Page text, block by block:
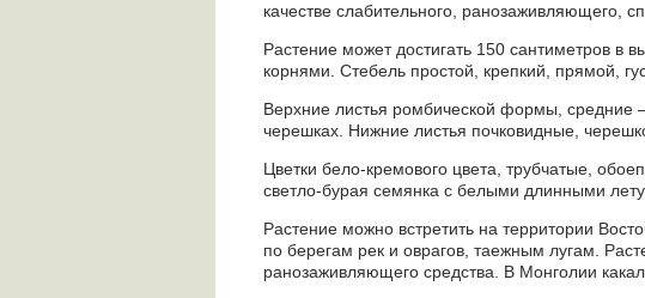
качестве слабительного, ранозаживляющего,
Растение может достигать 150 сантиметров в
корнями. Стебель простой, крепкий, прямой,
Верхние листья ромбической формы, средние
черешках. Нижние листья почковидные,
Цветки бело-кремового цвета, трубчатые,
светло-бурая семянка с белыми длинными
Растение можно встретить на территории
по берегам рек и оврагов, таежным лугам.
ранозаживляющего средства. В Монголии